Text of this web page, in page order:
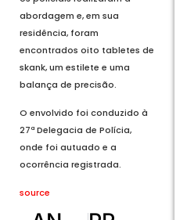
abordagem e, em sua
residência, foram
encontrados oito tabletes de
skank, um estilete e uma
balança de precisão.
O envolvido foi conduzido à
27ª Delegacia de Polícia,
onde foi autuado e a
ocorrência registrada.
source